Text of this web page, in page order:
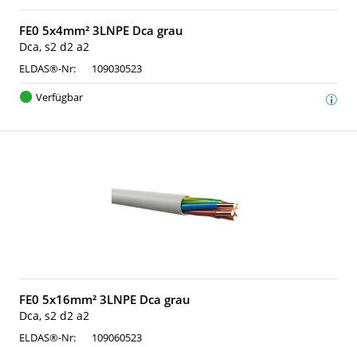
FE0 5x4mm² 3LNPE Dca grau
Dca, s2 d2 a2
ELDAS®-Nr:
109030523
Verfügbar
FE0 5x16mm² 3LNPE Dca grau
Dca, s2 d2 a2
ELDAS®-Nr:
109060523